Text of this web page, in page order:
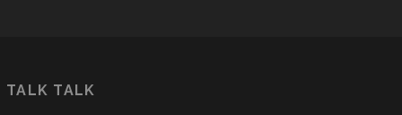
TALK TALK